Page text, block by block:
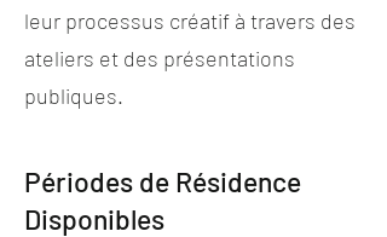
leur processus créatif à travers des
ateliers et des présentations
publiques.
Périodes de Résidence
Disponibles